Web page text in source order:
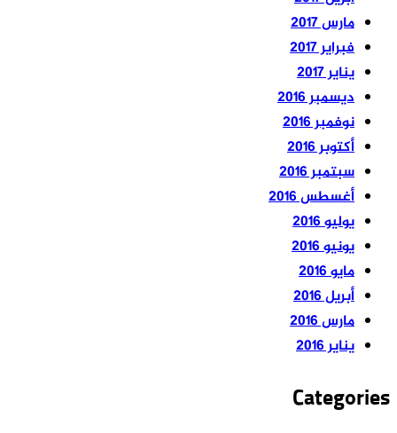
مارس 2017
فبراير 2017
يناير 2017
ديسمبر 2016
نوفمبر 2016
أكتوبر 2016
سبتمبر 2016
أغسطس 2016
يوليو 2016
يونيو 2016
مايو 2016
أبريل 2016
مارس 2016
يناير 2016
Categories